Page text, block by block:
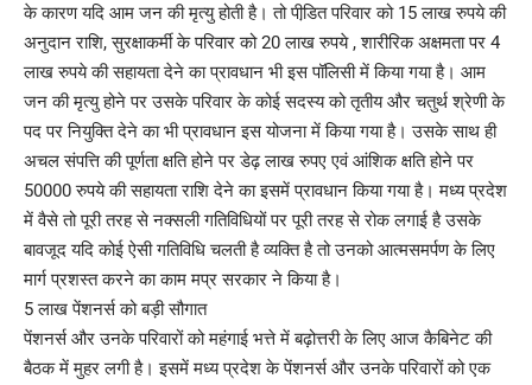
के कारण यदि आम जन की मृत्यु होती है। तो पीडि़त परिवार को 15 लाख रुपये की
अनुदान राशि, सुरक्षाकर्मी के परिवार को 20 लाख रुपये , शारीरिक अक्षमता पर 4
लाख रुपये की सहायता देने का प्रावधान भी इस पॉलिसी में किया गया है। आम
जन की मृत्यु होने पर उसके परिवार के कोई सदस्य को तृतीय और चतुर्थ श्रेणी के
पद पर नियुक्ति देने का भी प्रावधान इस योजना में किया गया है। उसके साथ ही
अचल संपत्ति की पूर्णता क्षति होने पर डेढ़ लाख रुपए एवं आंशिक क्षति होने पर
50000 रुपये की सहायता राशि देने का इसमें प्रावधान किया गया है। मध्य प्रदेश
में वैसे तो पूरी तरह से नक्सली गतिविधियों पर पूरी तरह से रोक लगाई है उसके
बावजूद यदि कोई ऐसी गतिविधि चलती है व्यक्ति है तो उनको आत्मसमर्पण के लिए
मार्ग प्रशस्त करने का काम मप्र सरकार ने किया है।
5 लाख पेंशनर्स को बड़ी सौगात
पेंशनर्स और उनके परिवारों को महंगाई भत्ते में बढ़ोत्तरी के लिए आज कैबिनेट की
बैठक में मुहर लगी है। इसमें मध्य प्रदेश के पेंशनर्स और उनके परिवारों को एक